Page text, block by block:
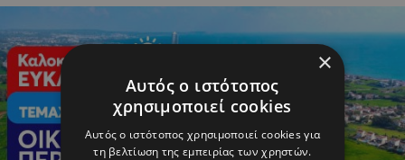
×
Αυτός ο ιστότοπος
χρησιμοποιεί cookies
Αυτός ο ιστότοπος χρησιμοποιεί cookies για
τη βελτίωση της εμπειρίας των χρηστών.